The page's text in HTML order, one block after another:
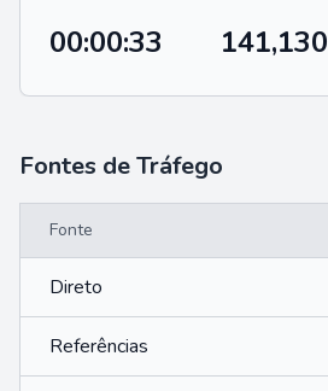
00:00:33 141,130
Fontes de Tráfego
Fonte
Direto
Referências